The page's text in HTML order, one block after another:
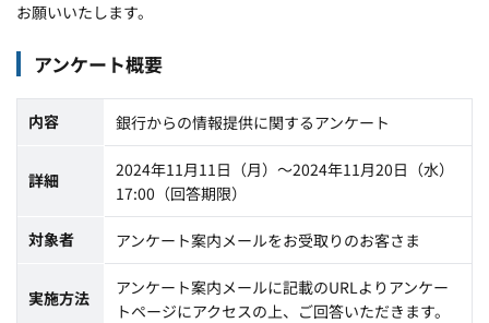
お願いいたします。
アンケート概要
内容 銀行からの情報提供に関するアンケート
詳細
2024年11月11日（月）～2024年11月20日（水）
17:00（回答期限）
対象者 アンケート案内メールをお受取りのお客さま
実施方法
アンケート案内メールに記載のURLよりアンケー
トページにアクセスの上、ご回答いただきます。